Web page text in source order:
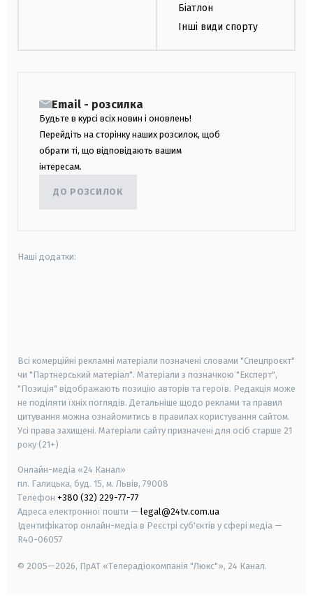
Біатлон
Інші види спорту
Email - розсилка
Будьте в курсі всіх новин і оновлень!
Перейдіть на сторінку наших розсилок, щоб
обрати ті, що відповідають вашим
інтересам.
ДО РОЗСИЛОК
Наші додатки:
Всі комерційні рекламні матеріали позначені словами "Спецпроєкт"
чи "Партнерський матеріал". Матеріали з позначкою "Експерт",
"Позиція" відображають позицію авторів та героїв. Редакція може
не поділяти їхніх поглядів. Детальніше щодо реклами та правил
цитування можна ознайомитись в правилах користування сайтом.
Усі права захищені. Матеріали сайту призначені для осіб старше 21
року (21+)
Онлайн-медіа «24 Канал»
пл. Галицька, буд. 15, м. Львів, 79008
Телефон +380 (32) 229-77-77
Адреса електронної пошти — legal@24tv.com.ua
Ідентифікатор онлайн-медіа в Реєстрі суб'єктів у сфері медіа —
R40-06057
© 2005—2026, ПрАТ «Телерадіокомпанія "Люкс"», 24 Канал.